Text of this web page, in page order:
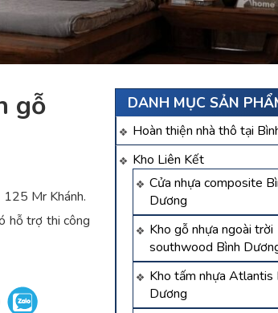
DANH MỤC SẢN
Hoàn thiện nhà thô tại
Kho Liên Kết
Cửa nhựa composite
Dương
Kho gỗ nhựa ngoài trời
southwood Bình
Kho tấm nhựa Atlantis
Dương
gỗ
Mr Khánh.
hỗ trợ thi công